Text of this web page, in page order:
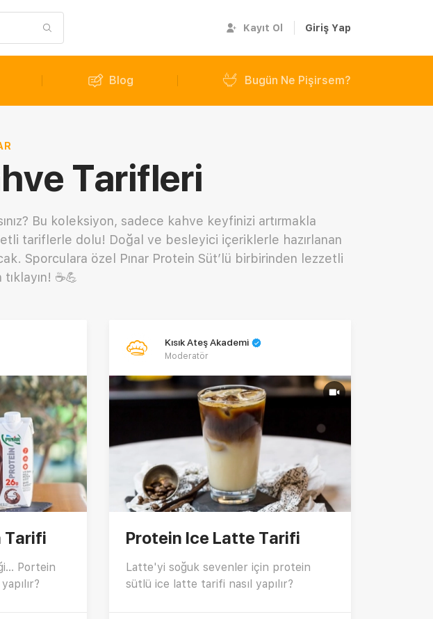
Kayıt Ol Giriş Yap
Blog Bugün Ne Pişirsem?
Tarifleri
Bu koleksiyon, sadece kahve keyfinizi artırmakla
tariflerle dolu! Doğal ve besleyici içeriklerle hazırlanan
Sporculara özel Pınar Protein Süt’lü birbirinden lezzetli
☕💪
Tarifi
Portein
Kısık Ateş Akademi
Moderatör
Protein Ice Latte Tarifi
Latte'yi soğuk sevenler için protein
sütlü ice latte tarifi nasıl yapılır?